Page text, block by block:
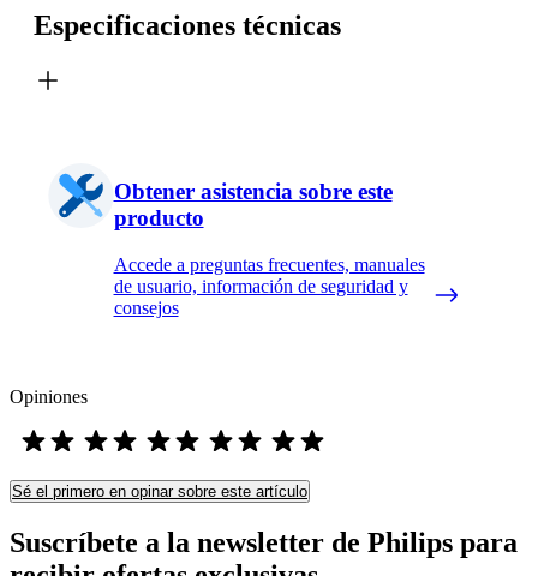
Especificaciones técnicas
Obtener asistencia sobre este
producto
Accede a preguntas frecuentes, manuales
de usuario, información de seguridad y
consejos
Opiniones
Sé el primero en opinar sobre este artículo
Suscríbete a la newsletter de Philips para